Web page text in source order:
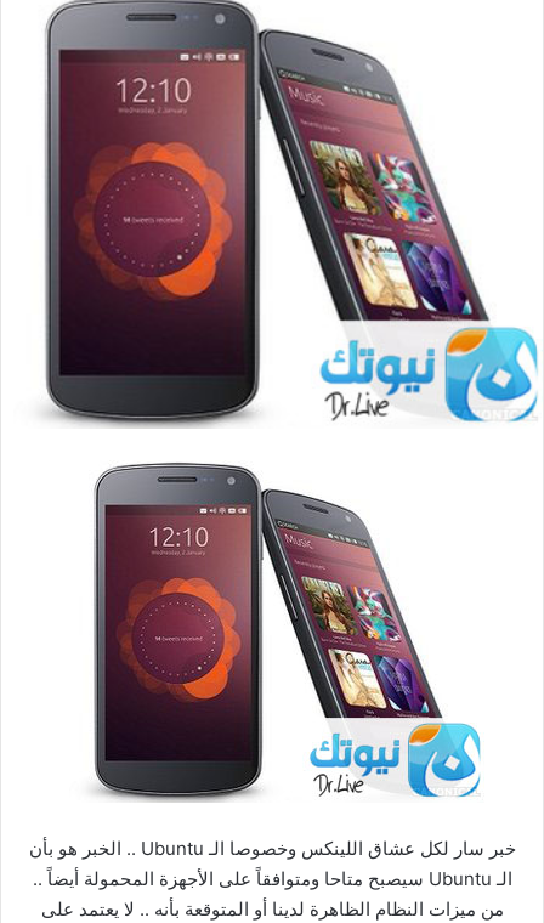
خبر سار لكل عشاق اللينكس وخصوصا الـ Ubuntu .. الخبر هو بأن
الـ Ubuntu سيصبح متاحا ومتوافقاً على الأجهزة المحمولة أيضاً ..
من ميزات النظام الظاهرة لدينا أو المتوقعة بأنه .. لا يعتمد على